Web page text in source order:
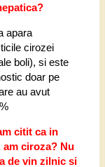
apara
cirozei
boli), si este
doar pe
au avut
citit ca in
am ciroza? Nu
de vin zilnic si